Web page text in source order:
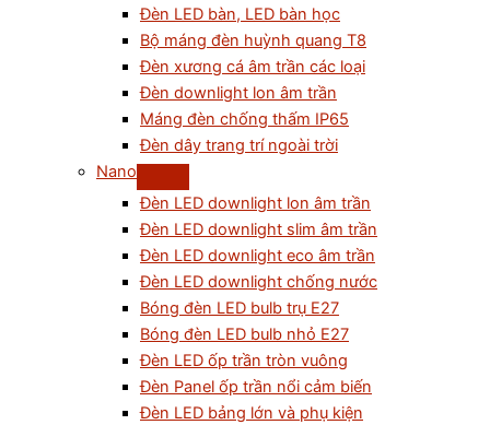
Đèn LED bàn, LED bàn học
Bộ máng đèn huỳnh quang T8
Đèn xương cá âm trần các loại
Đèn downlight lon âm trần
Máng đèn chống thấm IP65
Đèn dây trang trí ngoài trời
Nano
Đèn LED downlight lon âm trần
Đèn LED downlight slim âm trần
Đèn LED downlight eco âm trần
Đèn LED downlight chống nước
Bóng đèn LED bulb trụ E27
Bóng đèn LED bulb nhỏ E27
Đèn LED ốp trần tròn vuông
Đèn Panel ốp trần nổi cảm biến
Đèn LED bảng lớn và phụ kiện